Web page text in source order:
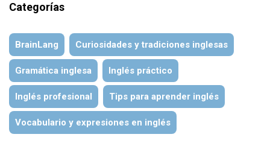
Categorías
BrainLang Curiosidades y tradiciones inglesas
Gramática inglesa Inglés práctico
Inglés profesional Tips para aprender inglés
Vocabulario y expresiones en inglés